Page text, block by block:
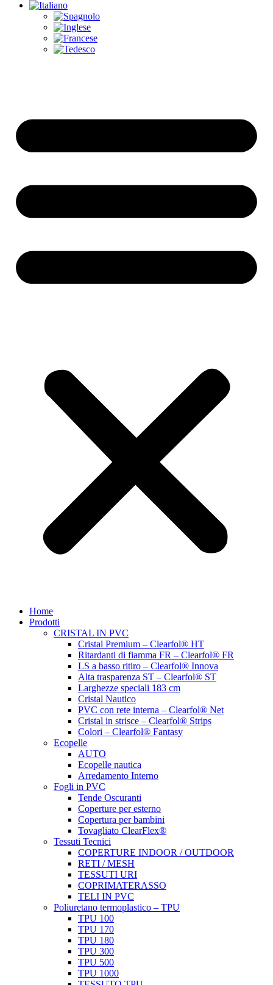
Home
Prodotti
CRISTAL IN PVC
Cristal Premium – Clearfol® HT
Ritardanti di fiamma FR – Clearfol® FR
LS a basso ritiro – Clearfol® Innova
Alta trasparenza ST – Clearfol® ST
Larghezze speciali 183 cm
Cristal Nautico
PVC con rete interna – Clearfol® Net
Cristal in strisce – Clearfol® Strips
Colori – Clearfol® Fantasy
Ecopelle
AUTO
Ecopelle nautica
Arredamento Interno
Fogli in PVC
Tende Oscuranti
Coperture per esterno
Copertura per bambini
Tovagliato ClearFlex®
Tessuti Tecnici
COPERTURE INDOOR / OUTDOOR
RETI / MESH
TESSUTI URI
COPRIMATERASSO
TELI IN PVC
Poliuretano termoplastico – TPU
TPU 100
TPU 170
TPU 180
TPU 300
TPU 500
TPU 1000